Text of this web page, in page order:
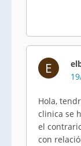
E
Hola,
clinica se
el
con